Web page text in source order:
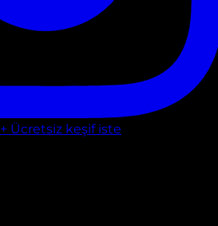
+ Ücretsiz keşif iste